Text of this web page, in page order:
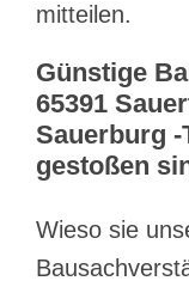
mitteilen.
Günstige
65391
Sauerburg
gestoßen
Wieso sie